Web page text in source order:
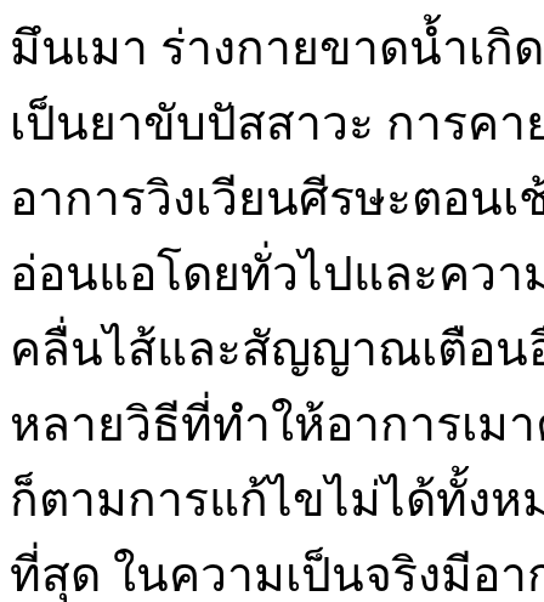
มึนเมา ร่างกายขาดน้ำเ
เป็นยาขับปัสสาวะ การค
อาการวิงเวียนศีรษะตอน
อ่อนแอโดยทั่วไปและควา
คลื่นไส้และสัญญาณเตือน
หลายวิธีที่ทำให้อาการเม
ก็ตามการแก้ไขไม่ได้ทั้งห
ที่สุด ในความเป็นจริงมีอา